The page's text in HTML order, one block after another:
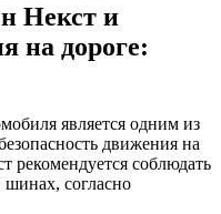
Некст и
на дороге:
является одним из
движения на
рекомендуется соблюдать
шинах, согласно